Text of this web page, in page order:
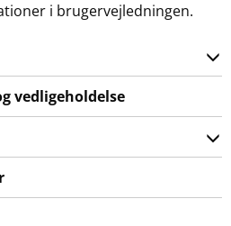
i brugervejledningen.
vedligeholdelse